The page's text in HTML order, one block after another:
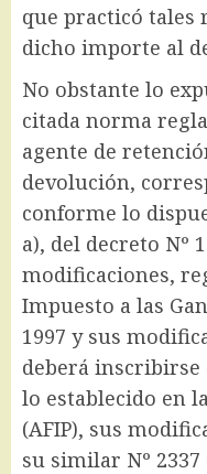
que practicó tales
dicho importe al
No obstante lo
citada norma
agente de
devolución,
conforme lo
a), del decreto Nº
modificaciones,
Impuesto a las
1997 y sus
deberá
lo establecido en
(AFIP), sus
su similar Nº 2337